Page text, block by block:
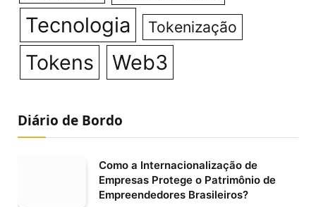
Tecnologia Tokenização
Tokens Web3
Diário de Bordo
Como a Internacionalização de
Empresas Protege o Patrimônio de
Empreendedores Brasileiros?